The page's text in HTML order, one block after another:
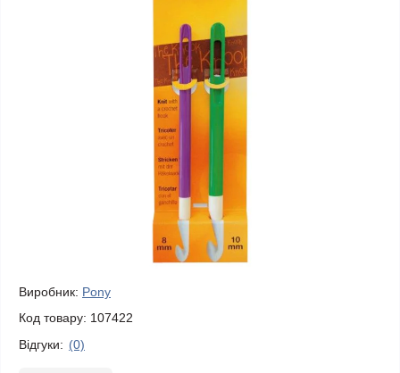
Виробник: Pony
Код товару: 107422
Відгуки: (0)